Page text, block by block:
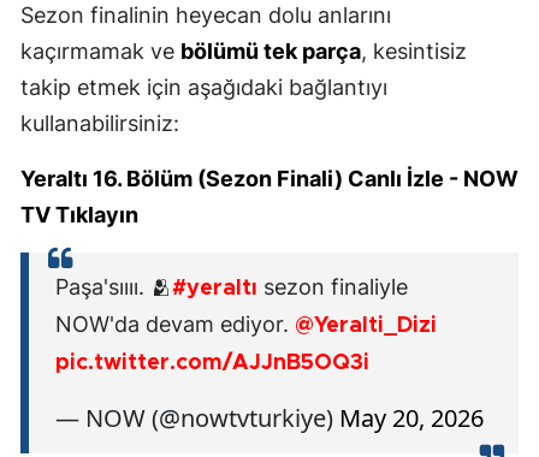
Sezon finalinin heyecan dolu anlarını
kaçırmamak ve bölümü tek parça, kesintisiz
takip etmek için aşağıdaki bağlantıyı
kullanabilirsiniz:
Yeraltı 16. Bölüm (Sezon Finali) Canlı İzle - NOW
TV Tıklayın
Paşa'sıııı. 🫂#yeraltı sezon finaliyle
NOW'da devam ediyor. @Yeralti_Dizi
pic.twitter.com/AJJnB5OQ3i
— NOW (@nowtvturkiye) May 20, 2026